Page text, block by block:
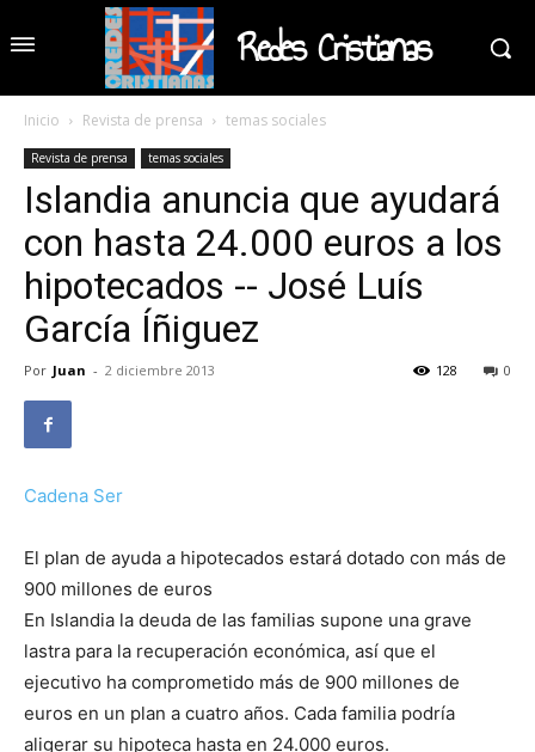
Redes Cristianas
Inicio Revista de prensa temas sociales
Revista de prensa temas sociales
Islandia anuncia que ayudará
con hasta 24.000 euros a los
hipotecados -- José Luís
García Íñiguez
Por Juan - 2 diciembre 2013 0
128
Cadena Ser
El plan de ayuda a hipotecados estará dotado con más de
900 millones de euros
En Islandia la deuda de las familias supone una grave
lastra para la recuperación económica, así que el
ejecutivo ha comprometido más de 900 millones de
euros en un plan a cuatro años. Cada familia podría
aligerar su hipoteca hasta en 24.000 euros.